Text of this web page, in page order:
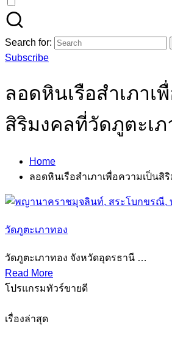
Search for:
Subscribe
ลอดหินเรือสำเภาเ
สิริมงคลที่วัดภูตะเภ
Home
ลอดหินเรือสำเภาเพื่อความเป็นสิ
วัดภูตะเภาทอง
วัดภูตะเภาทอง จังหวัดอุดรธานี …
Read More
โปรแกรมทัวร์ขายดี
เรื่องล่าสุด